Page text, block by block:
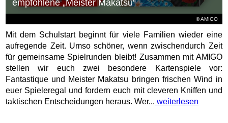
© AMIGO
empfohlene „Meister Makatsu“
Mit dem Schulstart beginnt für viele Familien wieder eine
aufregende Zeit. Umso schöner, wenn zwischendurch Zeit
für gemeinsame Spielrunden bleibt! Zusammen mit AMIGO
stellen wir euch zwei besondere Kartenspiele vor:
Fantastique und Meister Makatsu bringen frischen Wind in
euer Spieleregal und fordern euch mit cleveren Kniffen und
taktischen Entscheidungen heraus. Wer... weiterlesen